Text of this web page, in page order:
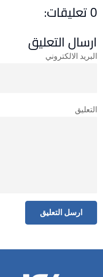
0 تعليقات:
ارسال التعليق
البريد الالكتروني
التعليق